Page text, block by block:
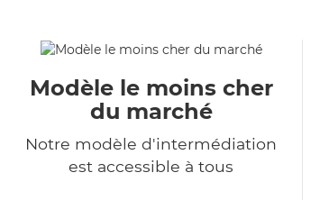
Modèle le moins cher
du marché
Notre modèle d'intermédiation
est accessible à tous